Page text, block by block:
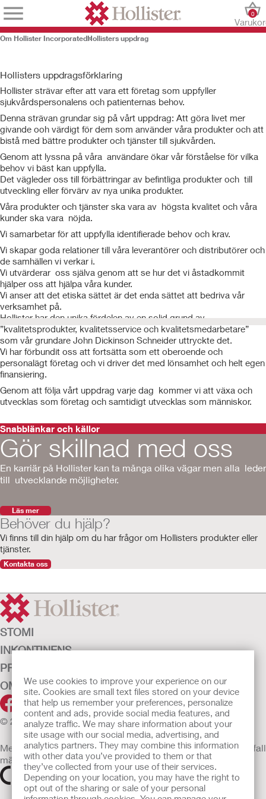
We use cookies to improve your experience on our
site. Cookies are small text files stored on your device
that help us remember your preferences, personalize
content and ads, provide social media features, and
analyze traffic. We may share information about your
site usage with our social media, advertising, and
analytics partners. They may combine this information
with other data you’ve provided to them or that
they’ve collected from your use of their services.
Depending on your location, you may have the right to
opt out of the sharing or sale of your personal
0
Om Hollister IncorporatedHollisters uppdrag
Hollisters uppdragsförklaring
Hollister strävar efter att vara ett företag som uppfyller
sjukvårdspersonalens och patienternas behov.
Denna strävan grundar sig på vårt uppdrag: Att göra livet mer
givande ooh värdigt för dem som använder våra produkter och att
bistå med bättre produkter och tjänster till sjukvården.
Genom att lyssna på våra användare ökar vår förståelse för vilka
behov vi bäst kan uppfylla.
Det vägleder oss till förbättringar av befintliga produkter och till
utveckling eller förvärv av nya unika produkter.
Våra produkter och tjänster ska vara av högsta kvalitet och våra
kunder ska vara nöjda.
Vi samarbetar för att uppfylla identifierade behov och krav.
Vi skapar goda relationer till våra leverantörer och distributörer och
de samhällen vi verkar i.
Vi utvärderar oss själva genom att se hur det vi åstadkommit
hjälper oss att hjälpa våra kunder.
Vi anser att det etiska sättet är det enda sättet att bedriva vår
verksamhet på.
Hollister har den unika fördelen av en solid grund av
”kvalitetsprodukter, kvalitetsservice och kvalitetsmedarbetare”
som vår grundare John Dickinson Schneider uttryckte det.
Vi har förbundit oss att fortsätta som ett oberoende och
personalägt företag och vi driver det med lönsamhet och helt egen
finansiering.
Genom att följa vårt uppdrag varje dag kommer vi att växa och
utvecklas som företag och samtidigt utvecklas som människor.
Snabblänkar och källor
Gör skillnad med oss
En karriär på Hollister kan ta många olika vägar men alla leder
till utvecklande möjligheter.
Läs mer
Behöver du hjälp?
Vi finns till din hjälp om du har frågor om Hollisters produkter eller
tjänster.
Kontakta oss
STOMI
INKONTINENS
PRODUKTER
OM OSS
© 2026 Hollister Incorporated
Medicintekniska enheter som säljs i EU är i förekommande fall
märkta med någon av följande symboler